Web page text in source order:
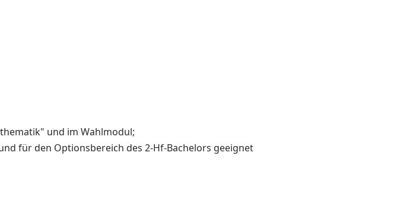
und im Wahlmodul;
für den Optionsbereich des 2-Hf-Bachelors geeignet